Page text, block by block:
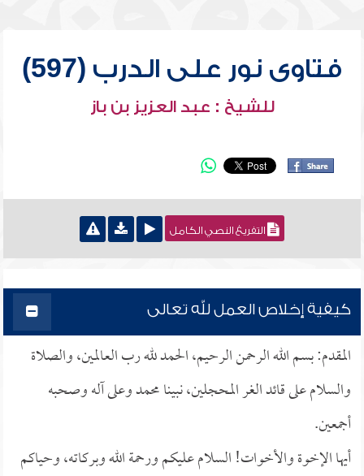
فتاوى نور على الدرب (597)
للشيخ : عبد العزيز بن باز
التفريغ النصي الكامل
كيفية إخلاص العمل لله تعالى
المقدم: بسم الله الرحمن الرحيم، الحمد لله رب العالمين، والصلاة
والسلام على قائد الغر المحجلين، نبينا محمد وعلى آله وصحبه
أجمعين.
أيها الإخوة والأخوات! السلام عليكم ورحمة الله وبركاته، وحياكم